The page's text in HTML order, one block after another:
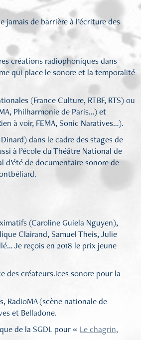
jamais de barrière à l’écriture des
créations radiophoniques dans
qui place le sonore et la temporalité
(France Culture, RTBF, RTS) ou
Philharmonie de Paris…) et
à voir, FEMA, Sonic Naratives…).
dans le cadre des stages de
à l’école du Théâtre National de
d’été de documentaire sonore de
(Caroline Guiela Nguyen),
Clairand, Samuel Theis, Julie
Je reçois en 2018 le prix jeune
des créateurs.ices sonore pour la
RadioMA (scène nationale de
et Belladone.
de la SGDL pour « Le chagrin,